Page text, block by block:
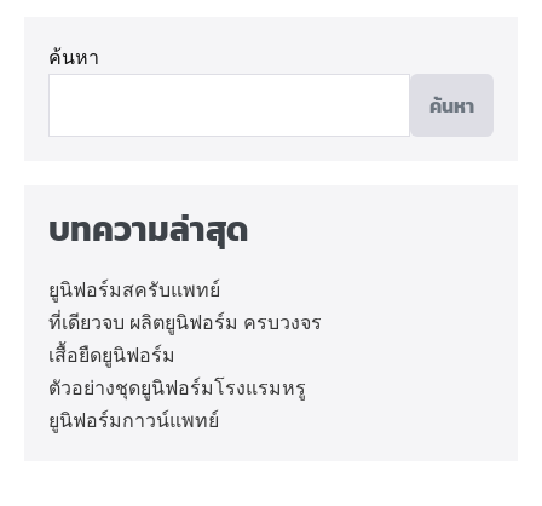
ค้นหา
ค้นหา
บทความล่าสุด
ยูนิฟอร์มสครับแพทย์
ที่เดียวจบ ผลิตยูนิฟอร์ม ครบวงจร
เสื้อยืดยูนิฟอร์ม
ตัวอย่างชุดยูนิฟอร์มโรงแรมหรู
ยูนิฟอร์มกาวน์แพทย์